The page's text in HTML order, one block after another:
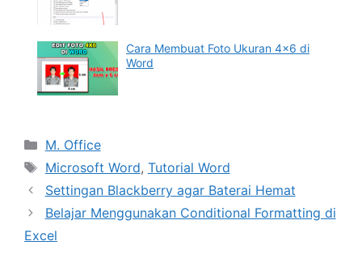
Cara Membuat Foto Ukuran 4×6 di
Word
Categories
M. Office
Tags
Microsoft Word, Tutorial Word
Settingan Blackberry agar Baterai Hemat
Belajar Menggunakan Conditional Formatting di
Excel